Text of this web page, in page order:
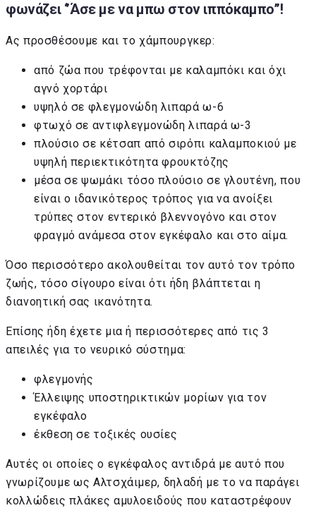
φωνάζει ‘’Άσε με να μπω στον ιππόκαμπο’’!
Ας προσθέσουμε και το χάμπουργκερ:
από ζώα που τρέφονται με καλαμπόκι και όχι
αγνό χορτάρι
υψηλό σε φλεγμονώδη λιπαρά ω-6
φτωχό σε αντιφλεγμονώδη λιπαρά ω-3
πλούσιο σε κέτσαπ από σιρόπι καλαμποκιού με
υψηλή περιεκτικότητα φρουκτόζης
μέσα σε ψωμάκι τόσο πλούσιο σε γλουτένη, που
είναι ο ιδανικότερος τρόπος για να ανοίξει
τρύπες στον εντερικό βλεννογόνο και στον
φραγμό ανάμεσα στον εγκέφαλο και στο αίμα.
Όσο περισσότερο ακολουθείται τον αυτό τον τρόπο
ζωής, τόσο σίγουρο είναι ότι ήδη βλάπτεται η
διανοητική σας ικανότητα.
Επίσης ήδη έχετε μια ή περισσότερες από τις 3
απειλές για το νευρικό σύστημα:
φλεγμονής
Έλλειψης υποστηρικτικών μορίων για τον
εγκέφαλο
έκθεση σε τοξικές ουσίες
Αυτές οι οποίες ο εγκέφαλος αντιδρά με αυτό που
γνωρίζουμε ως Αλτσχάιμερ, δηλαδή με το να παράγει
κολλώδεις πλάκες αμυλοειδούς που καταστρέφουν